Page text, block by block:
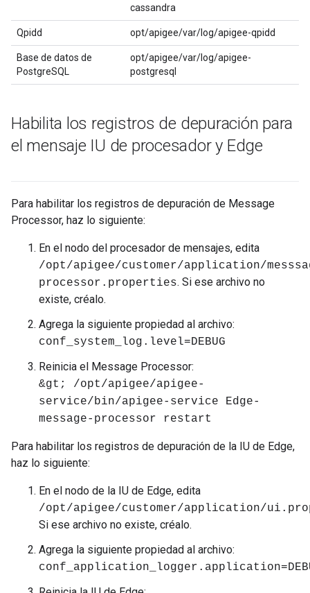
cassandra
Qpidd opt/apigee/var/log/apigee-qpidd
Base de datos de
PostgreSQL
opt/apigee/var/log/apigee-
postgresql
Habilita los registros de depuración para
el mensaje IU de procesador y Edge
Para habilitar los registros de depuración de Message
Processor, haz lo siguiente:
En el nodo del procesador de mensajes, edita
/opt/apigee/customer/application/
processor.properties. Si ese archivo no
existe, créalo.
Agrega la siguiente propiedad al archivo:
conf_system_log.level=DEBUG
Reinicia el Message Processor:
&gt; /opt/apigee/apigee-
service/bin/apigee-service Edge-
message-processor restart
Para habilitar los registros de depuración de la IU de Edge,
haz lo siguiente:
En el nodo de la IU de Edge, edita
/opt/apigee/customer/application/
Si ese archivo no existe, créalo.
Agrega la siguiente propiedad al archivo: